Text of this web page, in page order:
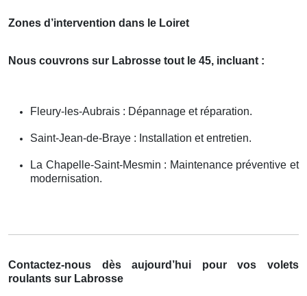
Zones d’intervention dans le Loiret
Nous couvrons sur Labrosse tout le 45, incluant :
Fleury-les-Aubrais : Dépannage et réparation.
Saint-Jean-de-Braye : Installation et entretien.
La Chapelle-Saint-Mesmin : Maintenance préventive et
modernisation.
Contactez-nous dès aujourd’hui pour vos volets
roulants sur Labrosse